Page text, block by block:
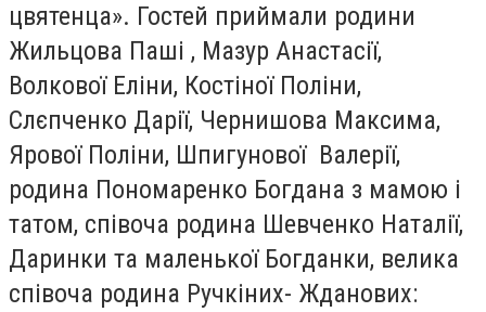
цвятенца». Гостей приймали родини
Жильцова Паші , Мазур Анастасії,
Волкової Еліни, Костіної Поліни,
Слєпченко Дарії, Чернишова Максима,
Ярової Поліни, Шпигунової Валерії,
родина Пономаренко Богдана з мамою і
татом, співоча родина Шевченко Наталії,
Даринки та маленької Богданки, велика
співоча родина Ручкіних- Жданових: